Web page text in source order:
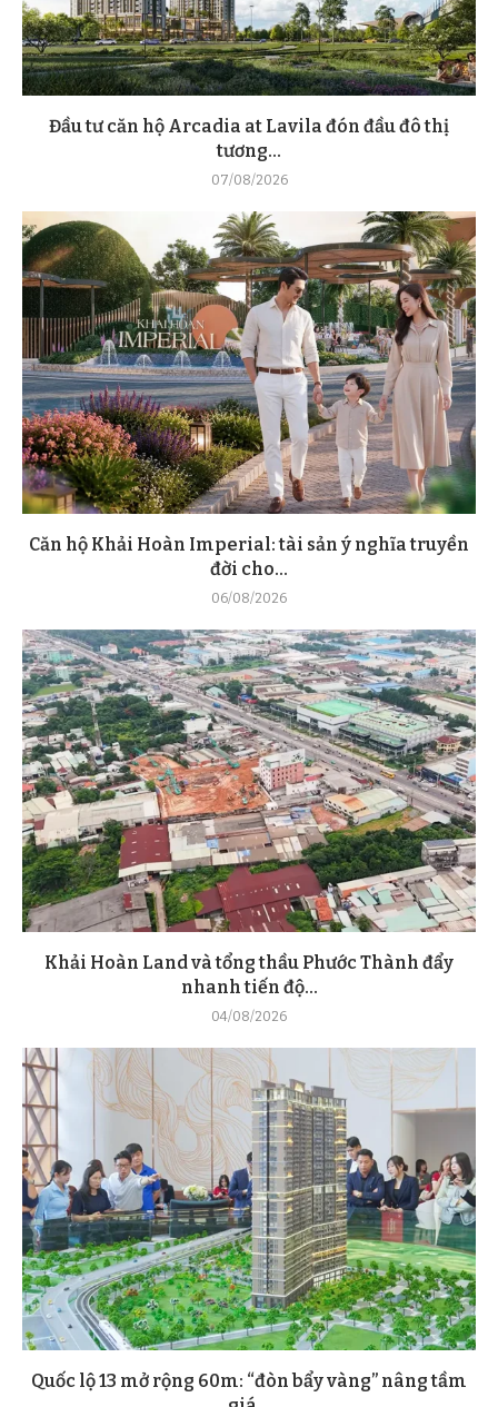
Đầu tư căn hộ Arcadia at Lavila đón đầu đô thị
tương...
07/08/2026
Căn hộ Khải Hoàn Imperial: tài sản ý nghĩa truyền
đời cho...
06/08/2026
Khải Hoàn Land và tổng thầu Phước Thành đẩy
nhanh tiến độ...
04/08/2026
Quốc lộ 13 mở rộng 60m: “đòn bẩy vàng” nâng tầm